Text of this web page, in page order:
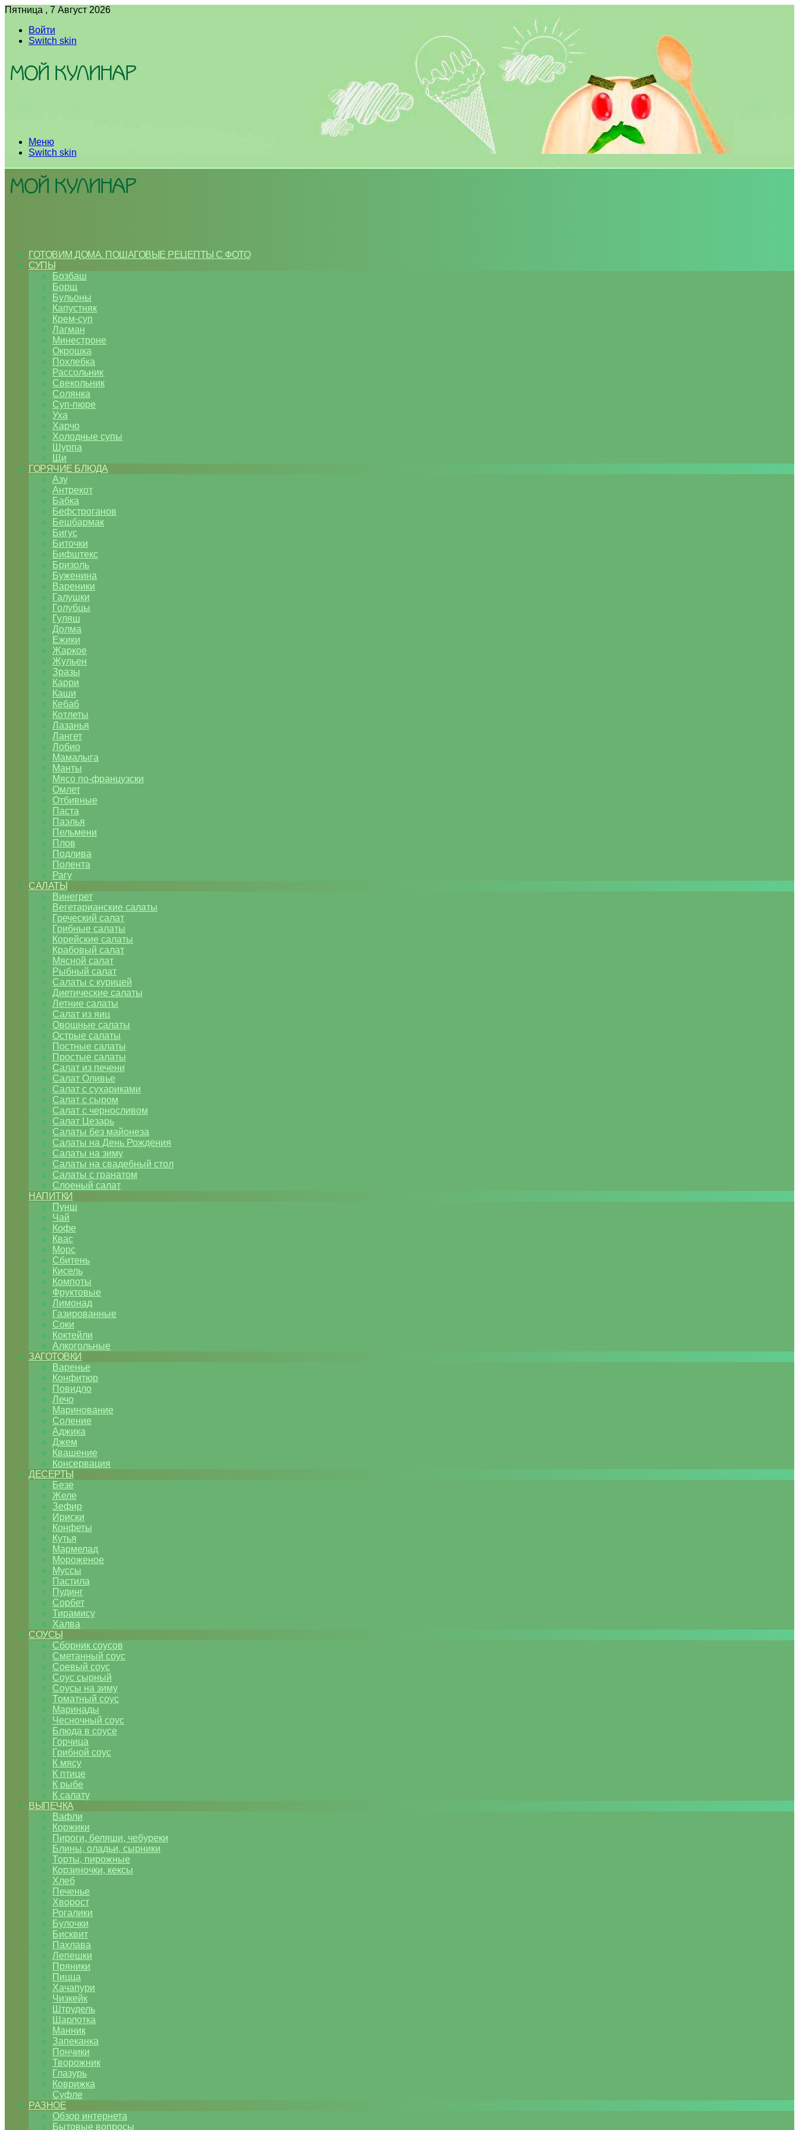
Пятница , 7 Август 2026
Войти
Switch skin
Меню
Switch skin
ГОТОВИМ ДОМА. ПОШАГОВЫЕ РЕЦЕПТЫ С ФОТО
СУПЫ
Бозбаш
Борщ
Бульоны
Капустняк
Крем-суп
Лагман
Минестроне
Окрошка
Похлебка
Рассольник
Свекольник
Солянка
Суп-пюре
Уха
Харчо
Холодные супы
Шурпа
Щи
ГОРЯЧИЕ БЛЮДА
Азу
Антрекот
Бабка
Бефстроганов
Бешбармак
Бигус
Биточки
Бифштекс
Бризоль
Буженина
Вареники
Галушки
Голубцы
Гуляш
Долма
Ежики
Жаркое
Жульен
Зразы
Карри
Каши
Кебаб
Котлеты
Лазанья
Лангет
Лобио
Мамалыга
Манты
Мясо по-французски
Омлет
Отбивные
Паста
Паэлья
Пельмени
Плов
Подлива
Полента
Рагу
САЛАТЫ
Винегрет
Вегетарианские салаты
Греческий салат
Грибные салаты
Корейские салаты
Крабовый салат
Мясной салат
Рыбный салат
Салаты с курицей
Диетические салаты
Летние салаты
Салат из яиц
Овощные салаты
Острые салаты
Постные салаты
Простые салаты
Салат из печени
Салат Оливье
Салат с сухариками
Салат с сыром
Салат с черносливом
Салат Цезарь
Салаты без майонеза
Салаты на День Рождения
Салаты на зиму
Салаты на свадебный стол
Салаты с гранатом
Слоеный салат
НАПИТКИ
Пунш
Чай
Кофе
Квас
Морс
Сбитень
Кисель
Компоты
Фруктовые
Лимонад
Газированные
Соки
Коктейли
Алкогольные
ЗАГОТОВКИ
Варенье
Конфитюр
Повидло
Лечо
Маринование
Соление
Аджика
Джем
Квашение
Консервация
ДЕСЕРТЫ
Безе
Желе
Зефир
Ириски
Конфеты
Кутья
Мармелад
Мороженое
Муссы
Пастила
Пудинг
Сорбет
Тирамису
Халва
СОУСЫ
Сборник соусов
Сметанный соус
Соевый соус
Соус сырный
Соусы на зиму
Томатный соус
Маринады
Чесночный соус
Блюда в соусе
Горчица
Грибной соус
К мясу
К птице
К рыбе
К салату
ВЫПЕЧКА
Вафли
Коржики
Пироги, беляши, чебуреки
Блины, оладьи, сырники
Торты, пирожные
Корзиночки, кексы
Хлеб
Печенье
Хворост
Рогалики
Булочки
Бисквит
Пахлава
Лепешки
Пряники
Пицца
Хачапури
Чизкейк
Штрудель
Шарлотка
Манник
Запеканка
Пончики
Творожник
Глазурь
Коврижка
Суфле
РАЗНОЕ
Обзор интернета
Бытовые вопросы